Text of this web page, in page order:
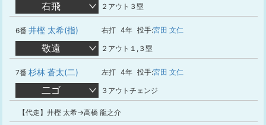
右飛 ２アウト３塁
6番 井樫 太希(指) 右打 4年 投手:宮田 文仁
敬遠 ２アウト１,３塁
7番 杉林 蒼太(二) 左打 4年 投手:宮田 文仁
二ゴ ３アウトチェンジ
【代走】井樫 太希→高橋 龍之介